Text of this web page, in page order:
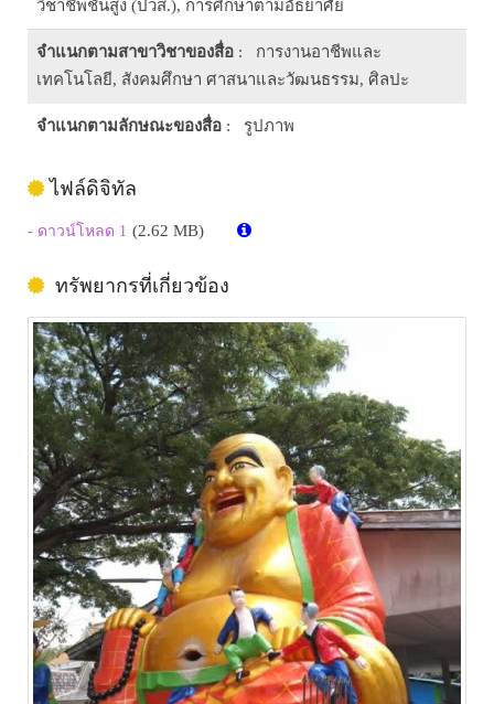
วิชาชีพชั้นสูง (ปวส.), การศึกษาตามอัธยาศัย
จำแนกตามสาขาวิชาของสื่อ : การงานอาชีพและ
เทคโนโลยี, สังคมศึกษา ศาสนาและวัฒนธรรม, ศิลปะ
จำแนกตามลักษณะของสื่อ : รูปภาพ
ไฟล์ดิจิทัล
- ดาวน์โหลด 1 (2.62 MB)
ทรัพยากรที่เกี่ยวข้อง